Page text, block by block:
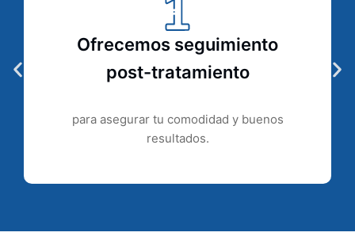
Ofrecemos seguimiento
post-tratamiento
para asegurar tu comodidad y buenos
resultados.